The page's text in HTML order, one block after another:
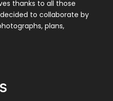
thanks to all those
to collaborate by
plans,